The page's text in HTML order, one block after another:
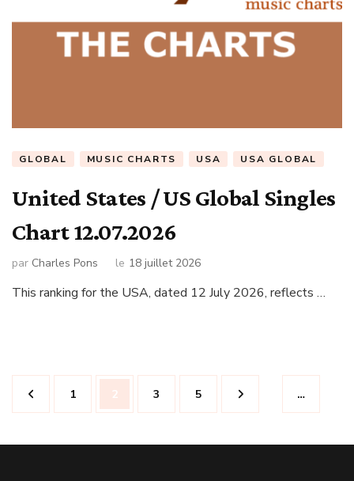
GLOBAL MUSIC CHARTS USA USA GLOBAL
United States / US Global Singles
Chart 12.07.2026
par Charles Pons le 18 juillet 2026
This ranking for the USA, dated 12 July 2026, reflects …
Navigation
des
Page
1 Page
2 Page
3 …
Page
5